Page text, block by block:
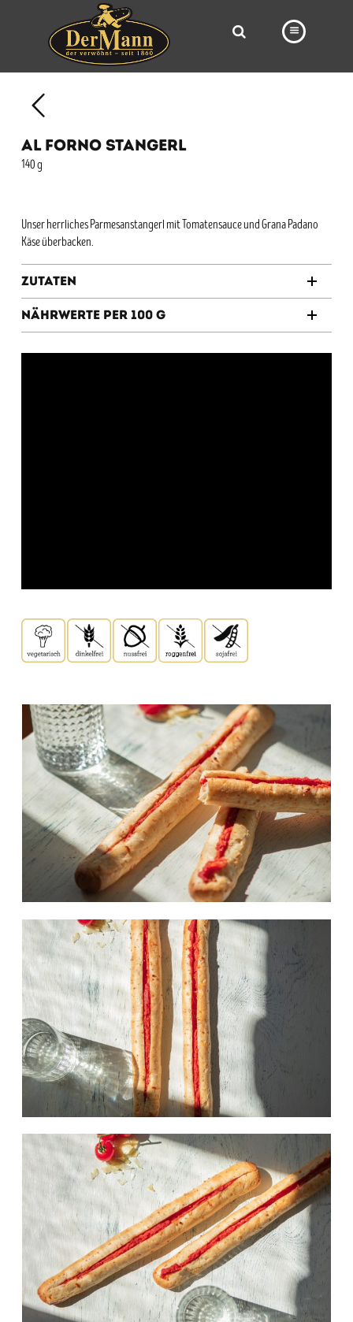
BÄCKEREI
VORBESTELLUNG
VIDEOS
AL FORNO STANGERL
140 g
Unser herrliches Parmesanstangerl mit Tomatensauce und Grana Padano
Käse überbacken.
Zutaten
Nährwerte per 100 g